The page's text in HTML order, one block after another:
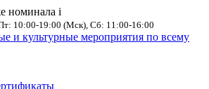
номинала i
10:00-19:00 (Мск), Сб: 11:00-16:00
и культурные мероприятия по всему